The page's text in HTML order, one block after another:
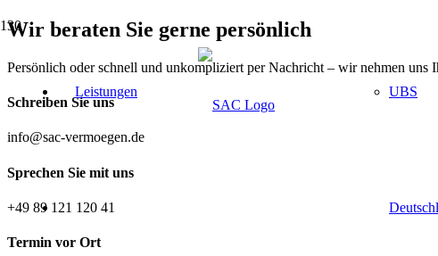
Leistungen UBS
Wir beraten Sie gerne persönlich
Persönlich oder schnell und unkompliziert per Nachricht – wir nehmen
Schreiben Sie uns
info@sac-vermoegen.de
Sprechen Sie mit uns
+49 89 121 120 41
Termin vor Ort